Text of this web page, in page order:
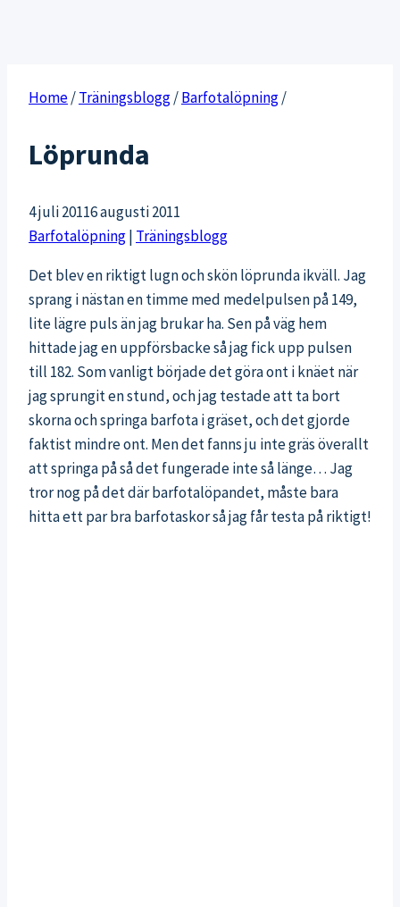
Home/Träningsblogg/Barfotalöpning/
Löprunda
4 juli 20116 augusti 2011
Barfotalöpning| Träningsblogg
Det blev en riktigt lugn och skön löprunda ikväll. Jag
sprang i nästan en timme med medelpulsen på 149,
lite lägre puls än jag brukar ha. Sen på väg hem
hittade jag en uppförsbacke så jag fick upp pulsen
till 182. Som vanligt började det göra ont i knäet när
jag sprungit en stund, och jag testade att ta bort
skorna och springa barfota i gräset, och det gjorde
faktist mindre ont. Men det fanns ju inte gräs överallt
att springa på så det fungerade inte så länge… Jag
tror nog på det där barfotalöpandet, måste bara
hitta ett par bra barfotaskor så jag får testa på riktigt!